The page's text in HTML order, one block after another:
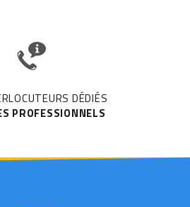
DÉDIÉS
PROFESSIONNELS